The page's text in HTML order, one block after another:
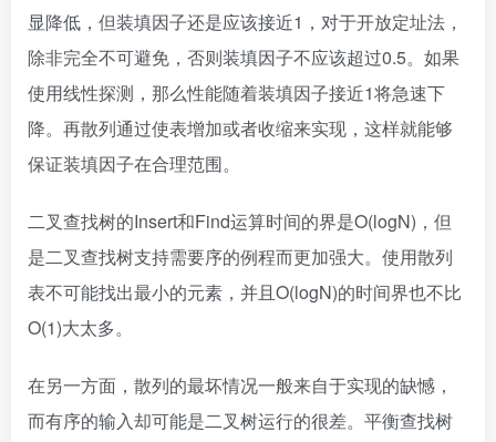
显降低，但装填因子还是应该接近1，对于开放定址法，
除非完全不可避免，否则装填因子不应该超过0.5。如果
使用线性探测，那么性能随着装填因子接近1将急速下
降。再散列通过使表增加或者收缩来实现，这样就能够
保证装填因子在合理范围。
二叉查找树的Insert和Find运算时间的界是O(logN)，但
是二叉查找树支持需要序的例程而更加强大。使用散列
表不可能找出最小的元素，并且O(logN)的时间界也不比
O(1)大太多。
在另一方面，散列的最坏情况一般来自于实现的缺憾，
而有序的输入却可能是二叉树运行的很差。平衡查找树